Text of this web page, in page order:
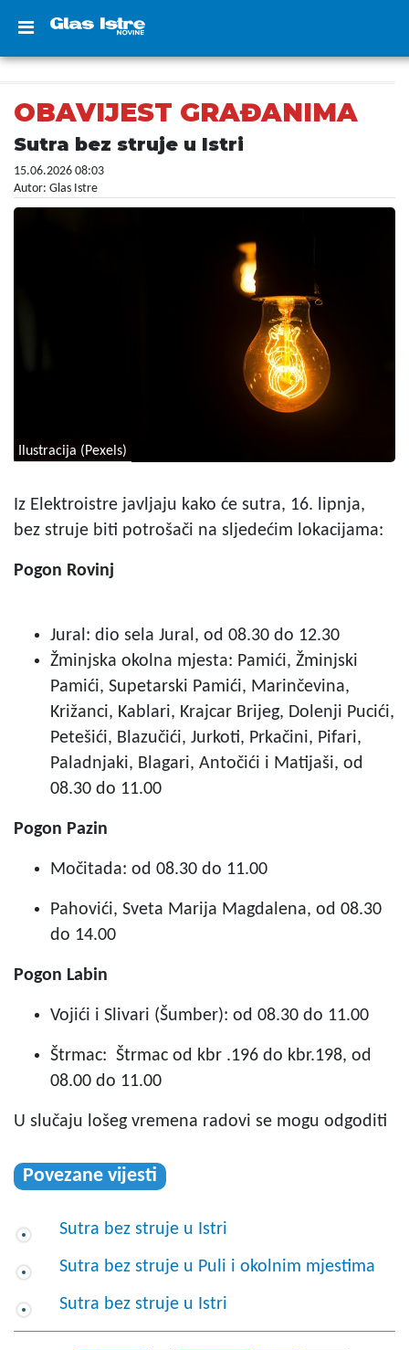
OBAVIJEST GRAĐANIMA
Sutra bez struje u Istri
15.06.2026 08:03
Autor: Glas Istre
Ilustracija (Pexels)
Iz Elektroistre javljaju kako će sutra, 16. lipnja,
bez struje biti potrošači na sljedećim lokacijama:
Pogon Rovinj
Jural: dio sela Jural, od 08.30 do 12.30
Žminjska okolna mjesta: Pamići, Žminjski
Pamići, Supetarski Pamići, Marinčevina,
Križanci, Kablari, Krajcar Brijeg, Dolenji Pucići,
Petešići, Blazučići, Jurkoti, Prkačini, Pifari,
Paladnjaki, Blagari, Antočići i Matijaši, od
08.30 do 11.00
Pogon Pazin
Močitada: od 08.30 do 11.00
Pahovići, Sveta Marija Magdalena, od 08.30
do 14.00
Pogon Labin
Vojići i Slivari (Šumber): od 08.30 do 11.00
Štrmac: Štrmac od kbr .196 do kbr.198, od
08.00 do 11.00
U slučaju lošeg vremena radovi se mogu odgoditi
Povezane vijesti
Sutra bez struje u Istri
Sutra bez struje u Puli i okolnim mjestima
Sutra bez struje u Istri